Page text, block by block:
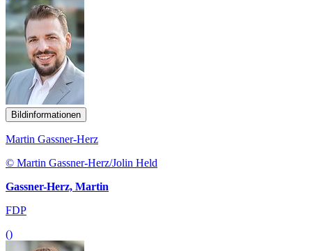
Bildinformationen
Martin Gassner-Herz
© Martin Gassner-Herz/Jolin Held
Gassner-Herz, Martin
FDP
()